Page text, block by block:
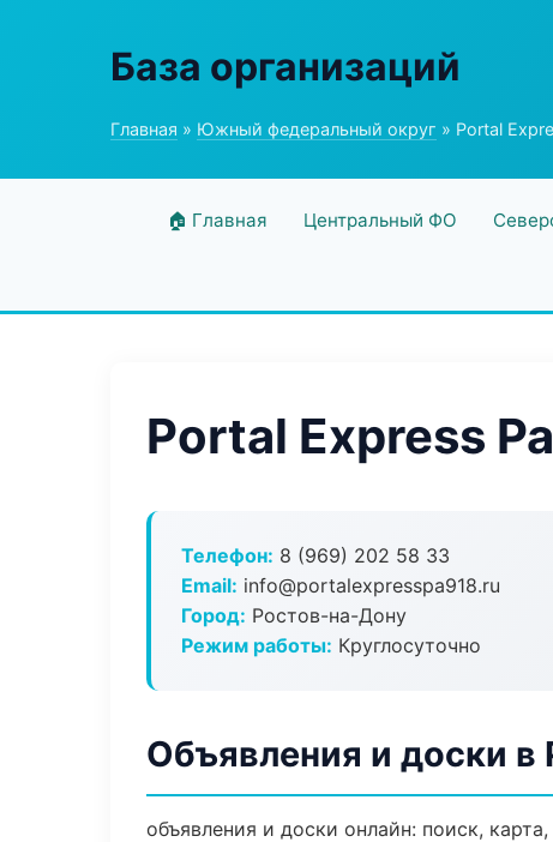
База организаций
Главная » Южный федеральный округ » Portal
🏠 Главная Центральный ФО
Portal Express
Телефон: 8 (969) 202 58 33
Email: info@portalexpresspa918.ru
Город: Ростов-на-Дону
Режим работы: Круглосуточно
Объявления и доски
объявления и доски онлайн: поиск,